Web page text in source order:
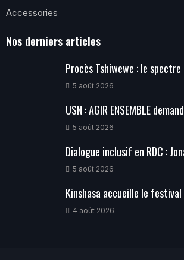
Accessories
Nos derniers articles
Procès Tshiwewe : le spectre
5 août 2026
USN : AGIR ENSEMBLE
5 août 2026
Dialogue inclusif en RDC :
5 août 2026
Kinshasa accueille le festival
4 août 2026